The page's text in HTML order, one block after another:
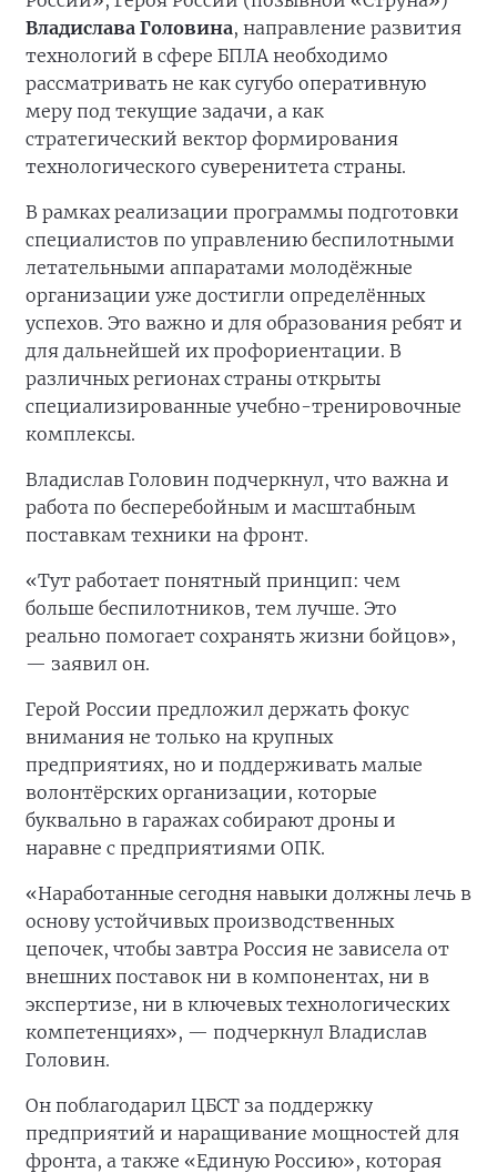
Владислава Головина, направление развития
технологий в сфере БПЛА необходимо
рассматривать не как сугубо оперативную
меру под текущие задачи, а как
стратегический вектор формирования
технологического суверенитета страны.
В рамках реализации программы подготовки
специалистов по управлению беспилотными
летательными аппаратами молодёжные
организации уже достигли определённых
успехов. Это важно и для образования ребят и
для дальнейшей их профориентации. В
различных регионах страны открыты
специализированные учебно-тренировочные
комплексы.
Владислав Головин подчеркнул, что важна и
работа по бесперебойным и масштабным
поставкам техники на фронт.
«Тут работает понятный принцип: чем
больше беспилотников, тем лучше. Это
реально помогает сохранять жизни бойцов»,
— заявил он.
Герой России предложил держать фокус
внимания не только на крупных
предприятиях, но и поддерживать малые
волонтёрских организации, которые
буквально в гаражах собирают дроны и
наравне с предприятиями ОПК.
«Наработанные сегодня навыки должны лечь в
основу устойчивых производственных
цепочек, чтобы завтра Россия не зависела от
внешних поставок ни в компонентах, ни в
экспертизе, ни в ключевых технологических
компетенциях», — подчеркнул Владислав
Головин.
Он поблагодарил ЦБСТ за поддержку
предприятий и наращивание мощностей для
фронта, а также «Единую Россию», которая